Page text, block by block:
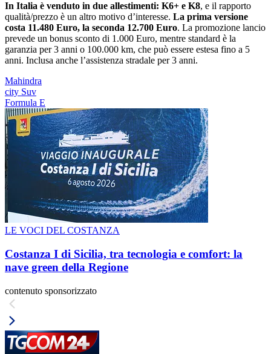
In Italia è venduto in due allestimenti: K6+ e K8, e il rapporto
qualità/prezzo è un altro motivo dʼinteresse. La prima versione
costa 11.480 Euro, la seconda 12.700 Euro. La promozione lancio
prevede un bonus sconto di 1.000 Euro, mentre standard è la
garanzia per 3 anni o 100.000 km, che può essere estesa fino a 5
anni. Inclusa anche lʼassistenza stradale per 3 anni.
Mahindra
city Suv
Formula E
LE VOCI DEL COSTANZA
Costanza I di Sicilia, tra tecnologia e comfort: la
nave green della Regione
contenuto sponsorizzato